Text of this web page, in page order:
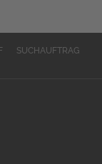
SUCHAUFTRAG